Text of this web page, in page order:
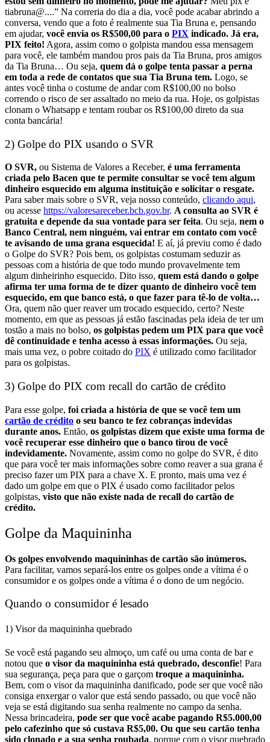
tiabruna@....” Na correria do dia a dia, você pode acabar abrindo a
conversa, vendo que a foto é realmente sua Tia Bruna e, pensando
em ajudar, você envia os R$500,00 para o PIX indicado. Já era,
PIX feito! Agora, assim como o golpista mandou essa mensagem
para você, ele também mandou pros pais da Tia Bruna, pros amigos
da Tia Bruna… Ou seja, quem dá o golpe tenta passar a perna
em toda a rede de contatos que sua Tia Bruna tem. Logo, se
antes você tinha o costume de andar com R$100,00 no bolso
correndo o risco de ser assaltado no meio da rua. Hoje, os golpistas
clonam o Whatsapp e tentam roubar os R$100,00 direto da sua
conta bancária!
2) Golpe do PIX usando o SVR
O SVR, ou Sistema de Valores a Receber, é uma ferramenta
criada pelo Bacen que te permite consultar se você tem algum
dinheiro esquecido em alguma instituição e solicitar o resgate.
Para saber mais sobre o SVR, veja nosso conteúdo, clicando aqui,
ou acesse https://valoresareceber.bcb.gov.br. A consulta ao SVR é
gratuita e depende da sua vontade para ser feita. Ou seja, nem o
Banco Central, nem ninguém, vai entrar em contato com você
te avisando de uma grana esquecida! E aí, já previu como é dado
o Golpe do SVR? Pois bem, os golpistas costumam seduzir as
pessoas com a história de que todo mundo provavelmente tem
algum dinheirinho esquecido. Dito isso, quem está dando o golpe
afirma ter uma forma de te dizer quanto de dinheiro você tem
esquecido, em que banco está, o que fazer para tê-lo de volta…
Ora, quem não quer reaver um trocado esquecido, certo? Neste
momento, em que as pessoas já estão fascinadas pela ideia de ter um
tostão a mais no bolso, os golpistas pedem um PIX para que você
dê continuidade e tenha acesso à essas informações. Ou seja,
mais uma vez, o pobre coitado do PIX é utilizado como facilitador
para os golpistas.
3) Golpe do PIX com recall do cartão de crédito
Para esse golpe, foi criada a história de que se você tem um
cartão de crédito o seu banco te fez cobranças indevidas
durante anos. Então, os golpistas dizem que existe uma forma de
você recuperar esse dinheiro que o banco tirou de você
indevidamente. Novamente, assim como no golpe do SVR, é dito
que para você ter mais informações sobre como reaver a sua grana é
preciso fazer um PIX para a chave X. E pronto, mais uma vez é
dado um golpe em que o PIX é usado como facilitador pelos
golpistas, visto que não existe nada de recall do cartão de
crédito.
Golpe da Maquininha
Os golpes envolvendo maquininhas de cartão são inúmeros.
Para facilitar, vamos separá-los entre os golpes onde a vítima é o
consumidor e os golpes onde a vítima é o dono de um negócio.
Quando o consumidor é lesado
1) Visor da maquininha quebrado
Se você está pagando seu almoço, um café ou uma conta de bar e
notou que o visor da maquininha está quebrado, desconfie! Para
sua segurança, peça para que o garçom troque a maquininha.
Bem, com o visor da maquininha danificado, pode ser que você não
consiga enxergar o valor que está sendo passado, ou que você não
veja se está digitando sua senha realmente no campo da senha.
Nessa brincadeira, pode ser que você acabe pagando R$5.000,00
pelo cafezinho que só custava R$5,00. Ou que seu cartão tenha
sido clonado e a sua senha roubada, porque com o visor quebrado